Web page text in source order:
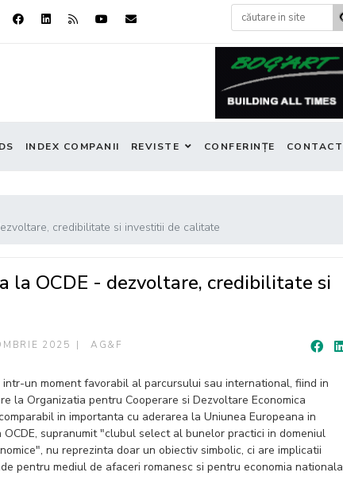
INDEX COMPANII REVISTE CONFERINȚE CONTACT
credibilitate si investitii de calitate
la OCDE - dezvoltare, credibilitate si
2025 AG&F
intr-un moment favorabil al parcursului sau international, fiind in
la Organizatia pentru Cooperare si Dezvoltare Economica
in importanta cu aderarea la Uniunea Europeana in
OCDE, supranumit "clubul select al bunelor practici in domeniul
nu reprezinta doar un obiectiv simbolic, ci are implicatii
pentru mediul de afaceri romanesc si pentru economia nationala